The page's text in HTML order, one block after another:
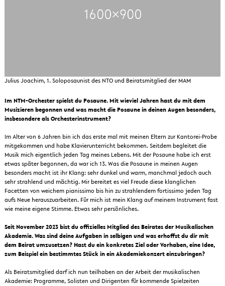
Julius Joachim, 1. Soloposaunist des NTO und Beiratsmitglied der MAM
Im NTM-Orchester spielst du Posaune. Mit wieviel Jahren hast du mit dem
Musizieren begonnen und was macht die Posaune in deinen Augen besonders,
insbesondere als Orchesterinstrument?
Im Alter von 6 Jahren bin ich das erste mal mit meinen Eltern zur Kantorei-Probe
mitgekommen und habe Klavierunterricht bekommen. Seitdem begleitet die
Musik mich eigentlich jeden Tag meines Lebens. Mit der Posaune habe ich erst
etwas später begonnen, da war ich 13. Was die Posaune in meinen Augen
besonders macht ist ihr Klang: sehr dunkel und warm, manchmal jedoch auch
sehr strahlend und mächtig. Mir bereitet es viel Freude diese klanglichen
Facetten von weichem pianissimo bis hin zu strahlendem fortissimo jeden Tag
aufs Neue herauszuarbeiten. Für mich ist mein Klang auf meinem Instrument fast
wie meine eigene Stimme. Etwas sehr persönliches.
Seit November 2023 bist du offizielles Mitglied des Beirates der Musikalischen
Akademie. Was sind deine Aufgaben in selbigen und was erhoffst du dir mit
dem Beirat umzusetzen? Hast du ein konkretes Ziel oder Vorhaben, eine Idee,
zum Beispiel ein bestimmtes Stück in ein Akademiekonzert einzubringen?
Als Beiratsmitglied darf ich nun teilhaben an der Arbeit der musikalischen
Akademie: Programme, Solisten und Dirigenten für kommende Spielzeiten